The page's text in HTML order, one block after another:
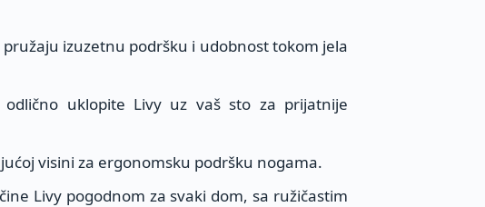
izuzetnu podršku i udobnost tokom jela
uklopite Livy uz vaš sto za prijatnije
visini za ergonomsku podršku nogama.
Livy pogodnom za svaki dom, sa ružičastim